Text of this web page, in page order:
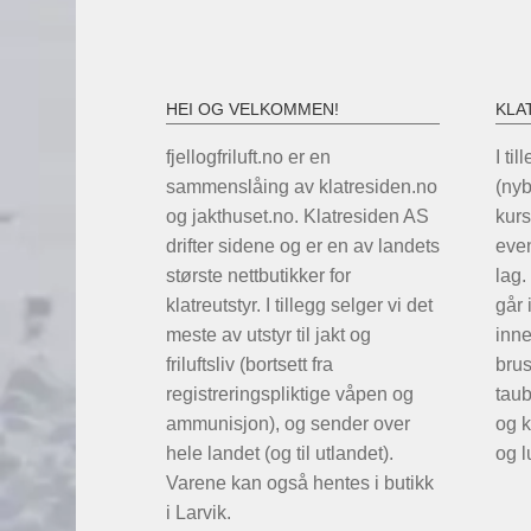
HEI OG VELKOMMEN!
fjellogfriluft.no er en
sammenslåing av klatresiden.no
og jakthuset.no. Klatresiden AS
drifter sidene og er en av landets
største nettbutikker for
klatreutstyr. I tillegg selger vi det
meste av utstyr til jakt og
friluftsliv (bortsett fra
registreringspliktige våpen og
ammunisjon), og sender over
hele landet (og til utlandet).
Varene kan også hentes i butikk
i Larvik.
I
går
og
og